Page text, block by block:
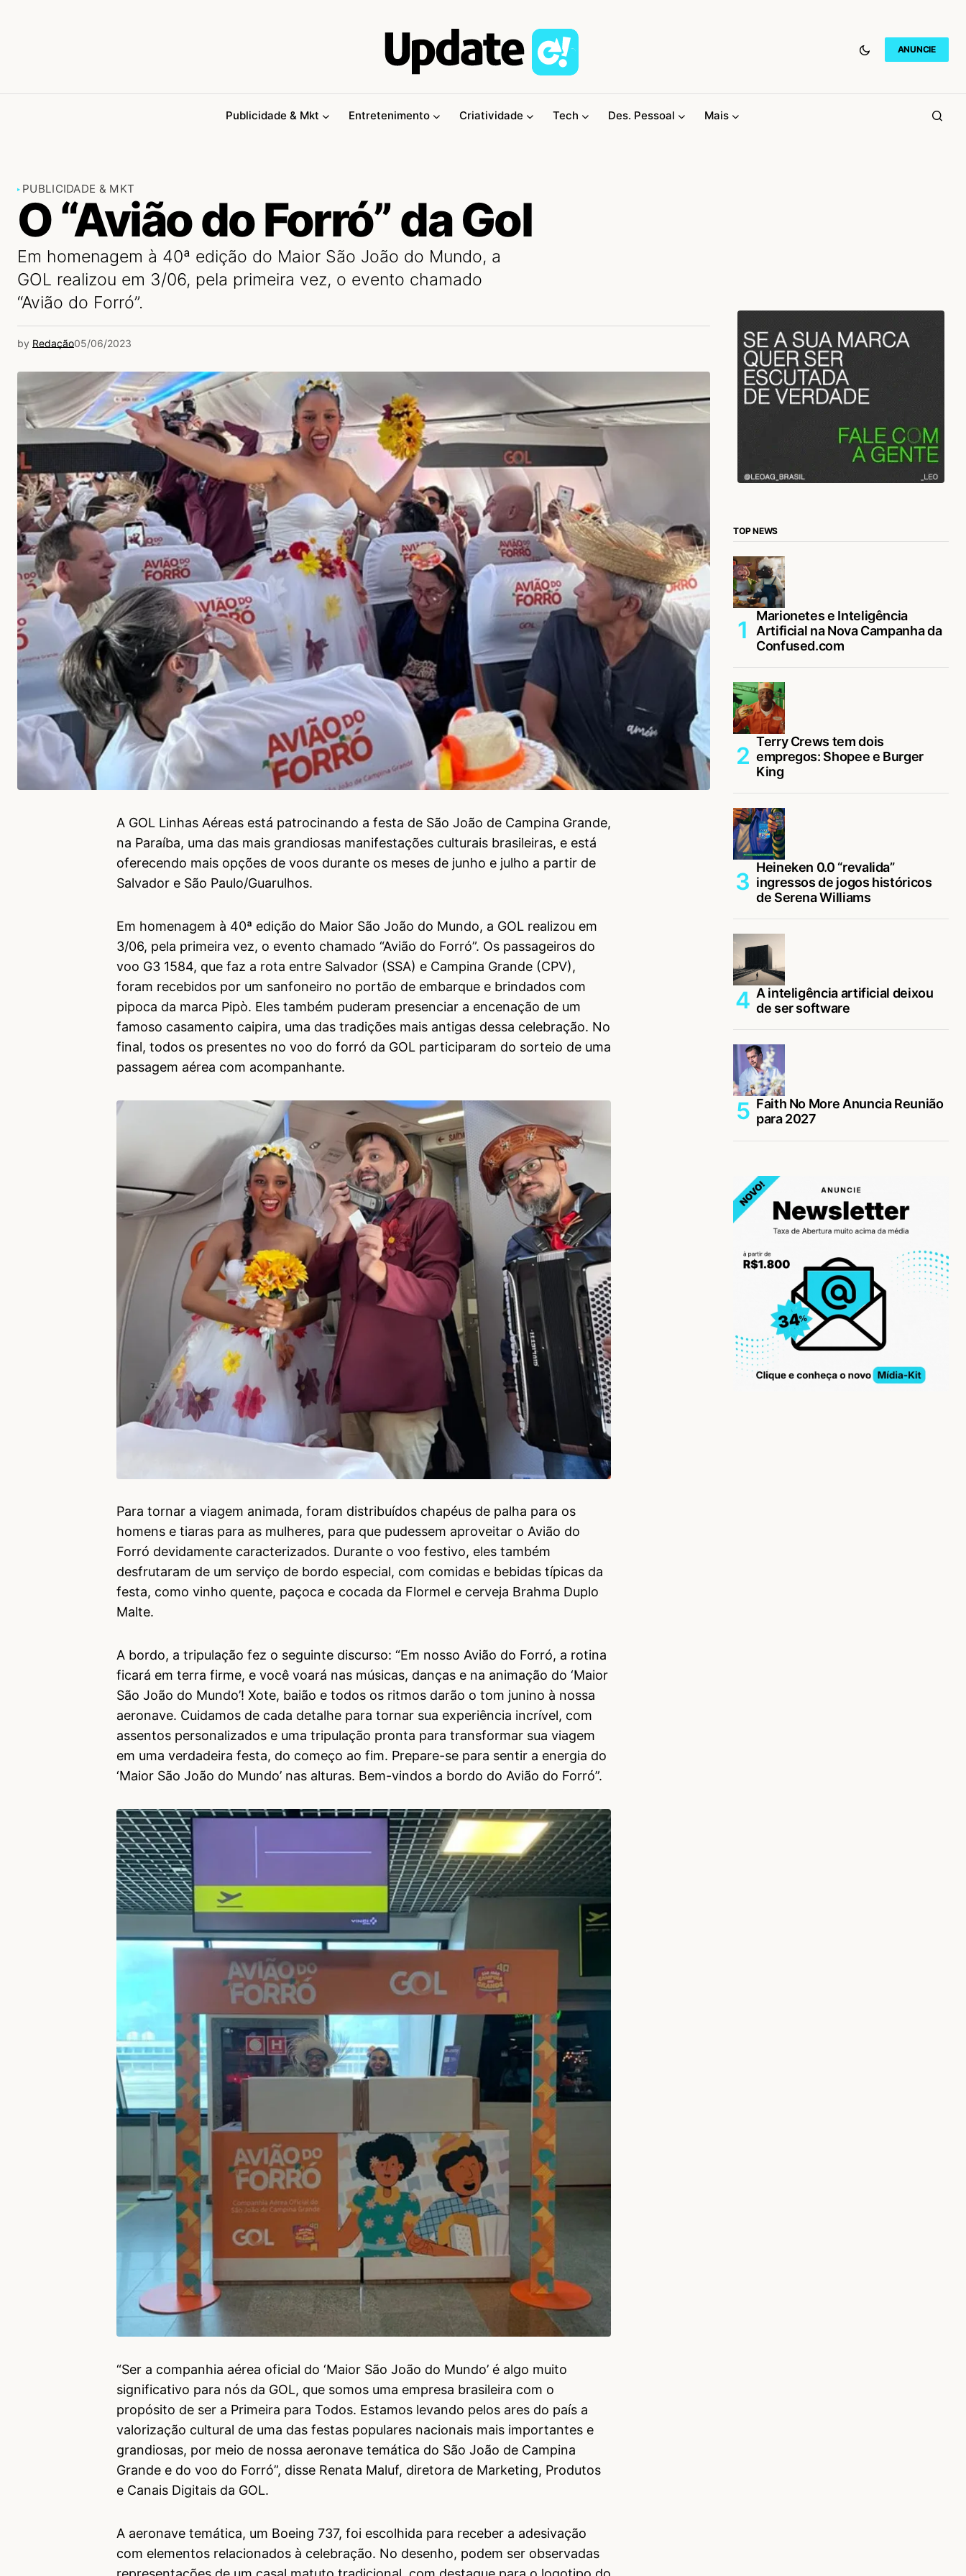
ANUNCIE
Publicidade & Mkt Entretenimento Criatividade Tech Des. Pessoal Mais
PUBLICIDADE & MKT
O “Avião do Forró” da Gol
Em homenagem à 40ª edição do Maior São João do Mundo, a
GOL realizou em 3/06, pela primeira vez, o evento chamado
“Avião do Forró”.
by Redação05/06/2023
A GOL Linhas Aéreas está patrocinando a festa de São João de Campina Grande,
na Paraíba, uma das mais grandiosas manifestações culturais brasileiras, e está
oferecendo mais opções de voos durante os meses de junho e julho a partir de
Salvador e São Paulo/Guarulhos.
Em homenagem à 40ª edição do Maior São João do Mundo, a GOL realizou em
3/06, pela primeira vez, o evento chamado “Avião do Forró”. Os passageiros do
voo G3 1584, que faz a rota entre Salvador (SSA) e Campina Grande (CPV),
foram recebidos por um sanfoneiro no portão de embarque e brindados com
pipoca da marca Pipò. Eles também puderam presenciar a encenação de um
famoso casamento caipira, uma das tradições mais antigas dessa celebração. No
final, todos os presentes no voo do forró da GOL participaram do sorteio de uma
passagem aérea com acompanhante.
Para tornar a viagem animada, foram distribuídos chapéus de palha para os
homens e tiaras para as mulheres, para que pudessem aproveitar o Avião do
Forró devidamente caracterizados. Durante o voo festivo, eles também
desfrutaram de um serviço de bordo especial, com comidas e bebidas típicas da
festa, como vinho quente, paçoca e cocada da Flormel e cerveja Brahma Duplo
Malte.
A bordo, a tripulação fez o seguinte discurso: “Em nosso Avião do Forró, a rotina
ficará em terra firme, e você voará nas músicas, danças e na animação do ‘Maior
São João do Mundo’! Xote, baião e todos os ritmos darão o tom junino à nossa
aeronave. Cuidamos de cada detalhe para tornar sua experiência incrível, com
assentos personalizados e uma tripulação pronta para transformar sua viagem
em uma verdadeira festa, do começo ao fim. Prepare-se para sentir a energia do
‘Maior São João do Mundo’ nas alturas. Bem-vindos a bordo do Avião do Forró”.
“Ser a companhia aérea oficial do ‘Maior São João do Mundo’ é algo muito
significativo para nós da GOL, que somos uma empresa brasileira com o
propósito de ser a Primeira para Todos. Estamos levando pelos ares do país a
valorização cultural de uma das festas populares nacionais mais importantes e
grandiosas, por meio de nossa aeronave temática do São João de Campina
Grande e do voo do Forró”, disse Renata Maluf, diretora de Marketing, Produtos
e Canais Digitais da GOL.
A aeronave temática, um Boeing 737, foi escolhida para receber a adesivação
com elementos relacionados à celebração. No desenho, podem ser observadas
TOP NEWS
Marionetes e Inteligência
Artificial na Nova Campanha da
Confused.com
Terry Crews tem dois
empregos: Shopee e Burger
King
Heineken 0.0 “revalida”
ingressos de jogos históricos
de Serena Williams
A inteligência artificial deixou
de ser software
Faith No More Anuncia Reunião
para 2027